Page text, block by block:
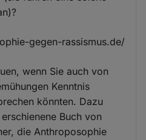
gegen-rassismus.de/
wenn Sie auch von
Kenntnis
könnten. Dazu
Buch von
die Anthroposophie